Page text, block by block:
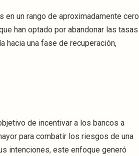
un rango de aproximadamente cero
han optado por abandonar las tasas
hacia una fase de recuperación,
de incentivar a los bancos a
para combatir los riesgos de una
intenciones, este enfoque generó